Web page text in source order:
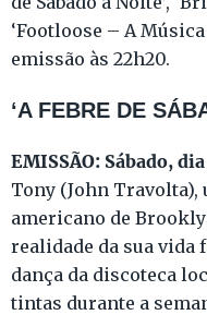
‘Footloose – A
emissão às 22h20.
‘A FEBRE DE
EMISSÃO: Sábado,
Tony (John Travolta),
americano de
realidade da sua vida
dança da discoteca
tintas durante a